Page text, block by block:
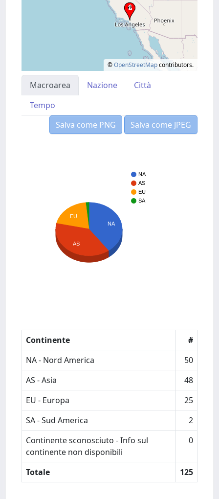
©OpenStreetMapcontributors.
Macroarea Nazione
Città
Tempo
Salva come PNG
Salva come JPEG
NA
AS
EU
SA
NA
EU
AS
Continente
#
NA - Nord America
50
AS - Asia
48
EU - Europa
25
SA - Sud America
2
Continente sconosciuto - Info sul
continente non disponibili
0
Totale 125